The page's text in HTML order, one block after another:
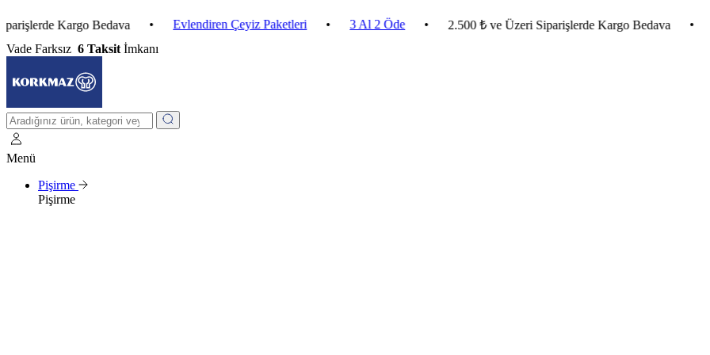
Kargo Bedava • Evlendiren Çeyiz Paketleri • 3 Al 2 Öde • 2.500 ₺ ve Üzeri Siparişlerde Kargo Bedava •
Vade Farksız 6 Taksit İmkanı
Menü
Pişirme
Pişirme